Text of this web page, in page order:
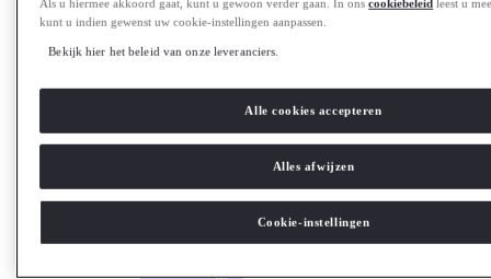
Zakelijk
Ontdek de mogelijkheden
Ontdek de mogelijkheden
Service & onderhoud
Lexus service planner
Adviesprijzen en onderhoud
Schade- en glasherstel melden
Summer Check
Hybrid health check
Als u hiermee akkoord gaat, kunt u gewoon verder gaan. In onscookiebeleid leest u
kunt u indien gewenst uw cookie-instellingen aanpassen.
Bekijk hier het beleid van onze leveranciers.
Cookie-instellingen
Alles afwijzen
Alle cookies accepteren